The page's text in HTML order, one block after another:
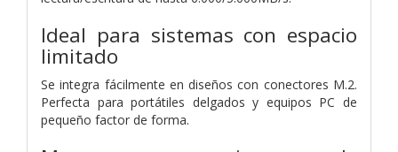
Ideal para sistemas con espacio
limitado
Se integra fácilmente en diseños con conectores M.2.
Perfecta para portátiles delgados y equipos PC de
pequeño factor de forma.